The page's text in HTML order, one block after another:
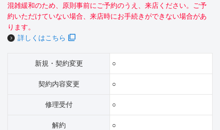
混雑緩和のため、原則事前にご予約のうえ、来店ください。ご予
約いただけていない場合、来店時にお手続きができない場合があ
ります。
詳しくはこちら
新規・契約変更 ○
契約内容変更 ○
修理受付 ○
解約 ○